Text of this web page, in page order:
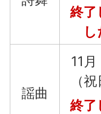
終了
し
謡曲
11
（祝
終了